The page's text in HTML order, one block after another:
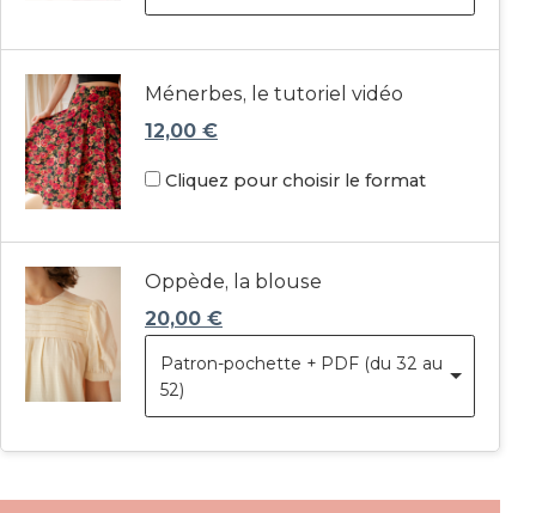
Ménerbes, le tutoriel vidéo
12,00 €
Cliquez pour choisir le format
Oppède, la blouse
20,00 €
Patron-pochette + PDF (du 32 au
52)